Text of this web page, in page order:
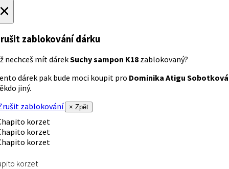
zablokování dárku
nechceš mít dárekSuchy sampon K18 zablokovaný?
dárek pak bude moci koupit pro Dominika Atigu Sobotková
jiný.
zablokování
× Zpět
korzet